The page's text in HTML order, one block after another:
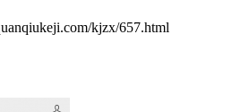
kjzx/657.html